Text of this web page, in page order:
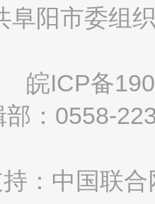
阜阳市委组
皖ICP备
：0558-
：中国联